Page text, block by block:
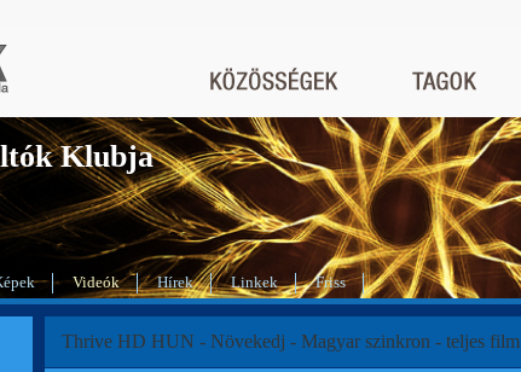
Klubja
Videók Hírek Linkek Friss
Thrive HD HUN - Növekedj - Magyar szinkron - teljes film